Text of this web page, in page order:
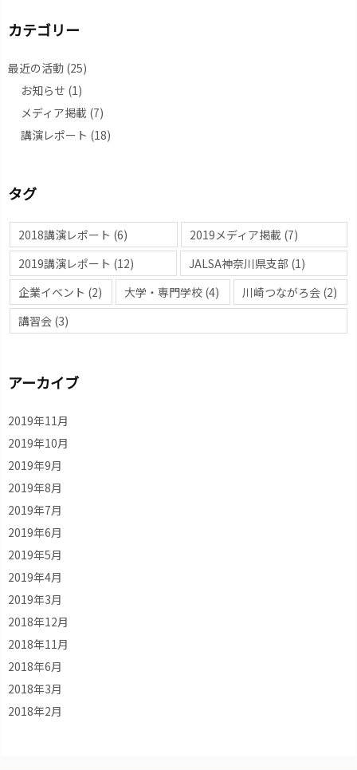
カテゴリー
最近の活動 (25)
お知らせ (1)
メディア掲載 (7)
講演レポート (18)
タグ
2018講演レポート (6) 2019メディア掲載 (7)
2019講演レポート (12) JALSA神奈川県支部 (1)
企業イベント (2) 大学・専門学校 (4) 川崎つながろ会(2)
講習会 (3)
アーカイブ
2019年11月
2019年10月
2019年9月
2019年8月
2019年7月
2019年6月
2019年5月
2019年4月
2019年3月
2018年12月
2018年11月
2018年6月
2018年3月
2018年2月